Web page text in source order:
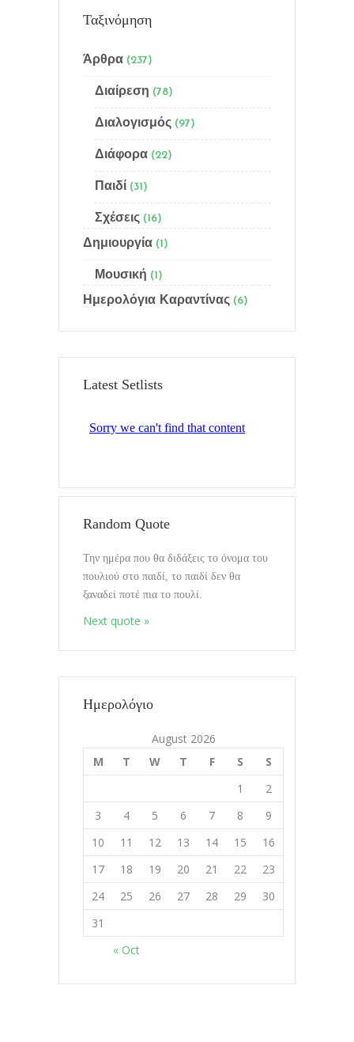
Ταξινόμηση
Άρθρα (237)
Διαίρεση (78)
Διαλογισμός (97)
Διάφορα (22)
Παιδί (31)
Σχέσεις (16)
Δημιουργία (1)
Μουσική (1)
Ημερολόγια Καραντίνας (6)
Latest Setlists
Random Quote
Την ημέρα που θα διδάξεις το όνομα του
πουλιού στο παιδί, το παιδί δεν θα
ξαναδεί ποτέ πια το πουλί.
Next quote »
Ημερολόγιο
August 2026
M
T W T F S S
« Oct
1
2
3
4 5 6 7 8
9
10
11 12 13 14 15
16
17
18 19 20 21 22
23
24
25 26 27 28 29
30
31
Αρχική
Ποιός είμαι
Γίνε μέλος
Email Subscription
Αναζήτηση
Τελευταία ημερολόγια
Mixin Colors
08.10.2020
Εδώ
17.9.2020
11.8.2020
Διαλογισμοί vol. Που συμβαίνει η
εμπειρία;
Το να γνωριζεις την εμπειρια σε
χωρίζει από την εμπειρία
02.8.2020